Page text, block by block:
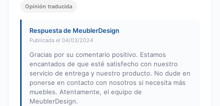
Opinión traducida
Respuesta de MeublerDesign
Publicada el 04/03/2024
Gracias por su comentario positivo. Estamos
encantados de que esté satisfecho con nuestro
servicio de entrega y nuestro producto. No dude en
ponerse en contacto con nosotros si necesita más
muebles. Atentamente, el equipo de
MeublerDesign.